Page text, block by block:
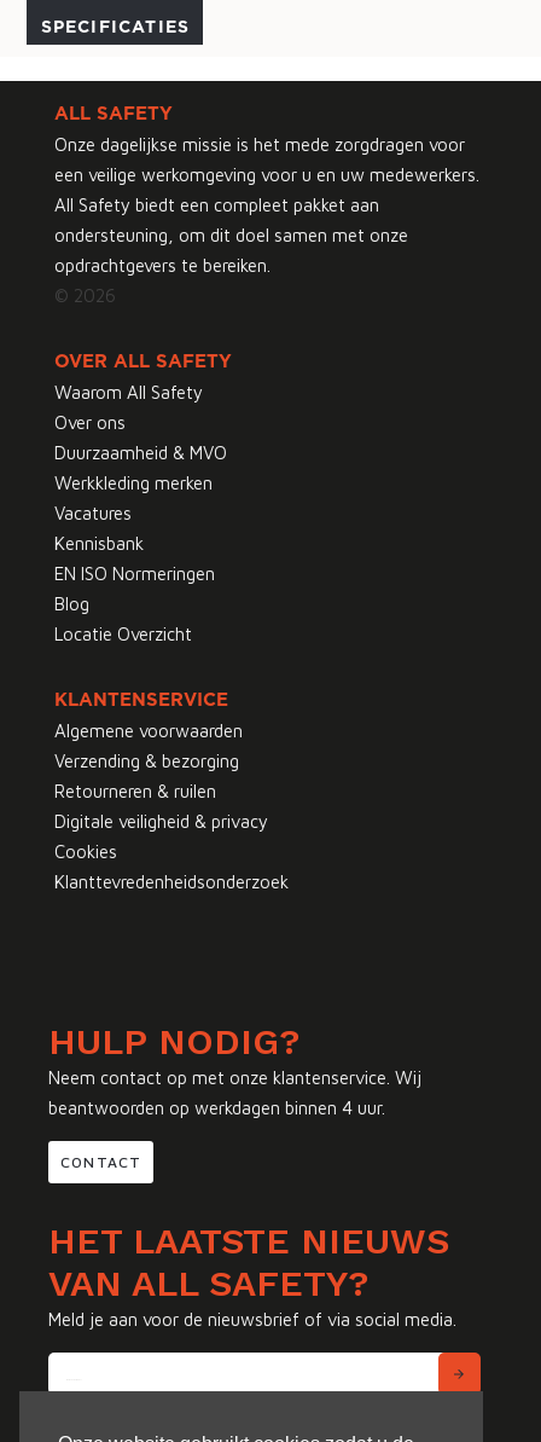
SPECIFICATIES
ALL SAFETY
Onze dagelijkse missie is het mede zorgdragen voor
een veilige werkomgeving voor u en uw medewerkers.
All Safety biedt een compleet pakket aan
ondersteuning, om dit doel samen met onze
opdrachtgevers te bereiken.
© 2026
OVER ALL SAFETY
Waarom All Safety
Over ons
Duurzaamheid & MVO
Werkkleding merken
Vacatures
Kennisbank
EN ISO Normeringen
Blog
Locatie Overzicht
KLANTENSERVICE
Algemene voorwaarden
Verzending & bezorging
Retourneren & ruilen
Digitale veiligheid & privacy
Cookies
Klanttevredenheidsonderzoek
HULP NODIG?
Neem contact op met onze klantenservice. Wij
beantwoorden op werkdagen binnen 4 uur.
CONTACT
HET LAATSTE NIEUWS
VAN ALL SAFETY?
Meld je aan voor de nieuwsbrief of via social media.